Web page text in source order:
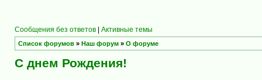
Сообщения без ответов | Активные темы
Список форумов » Наш форум » О форуме
С днем Рождения!